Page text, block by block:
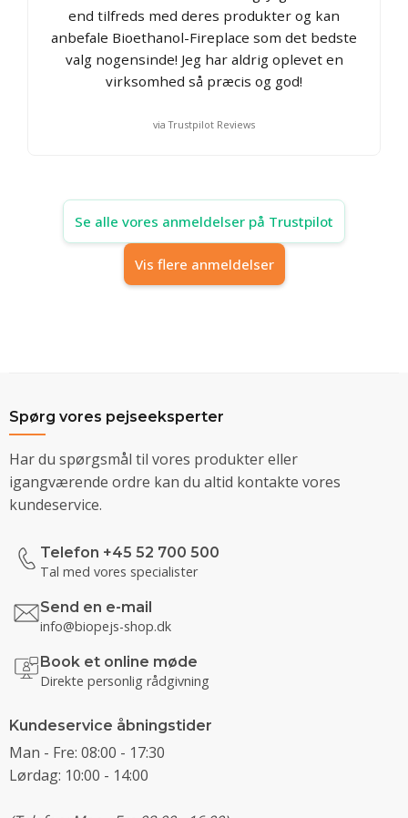
end tilfreds med deres produkter og kan
anbefale Bioethanol-Fireplace som det bedste
valg nogensinde! Jeg har aldrig oplevet en
virksomhed så præcis og god!
via Trustpilot Reviews
Se alle vores anmeldelser på Trustpilot
Vis flere anmeldelser
Spørg vores pejseeksperter
Har du spørgsmål til vores produkter eller
igangværende ordre kan du altid kontakte vores
kundeservice.
Telefon +45 52 700 500
Tal med vores specialister
Send en e-mail
info@biopejs-shop.dk
Book et online møde
Direkte personlig rådgivning
Kundeservice åbningstider
Man - Fre: 08:00 - 17:30
Lørdag: 10:00 - 14:00